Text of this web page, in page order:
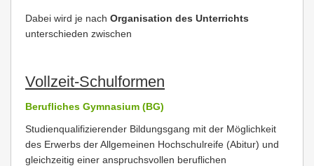
Dabei wird je nach Organisation des Unterrichts
unterschieden zwischen
Vollzeit-Schulformen
Berufliches Gymnasium (BG)
Studienqualifizierender Bildungsgang mit der Möglichkeit
des Erwerbs der Allgemeinen Hochschulreife (Abitur) und
gleichzeitig einer anspruchsvollen beruflichen